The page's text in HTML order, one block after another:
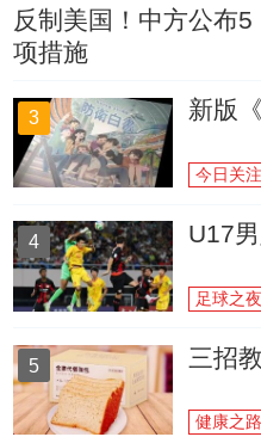
反制美国！中方公布5
项措施
3 新版
今日关注
4 U17
足球之夜
5 三招
健康之路